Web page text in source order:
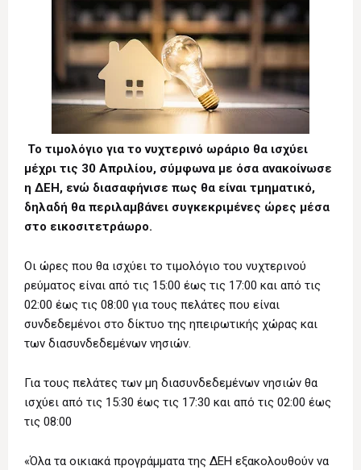
Το τιμολόγιο για το νυχτερινό ωράριο θα ισχύει
μέχρι τις 30 Απριλίου, σύμφωνα με όσα ανακοίνωσε
η ΔΕΗ, ενώ διασαφήνισε πως θα είναι τμηματικό,
δηλαδή θα περιλαμβάνει συγκεκριμένες ώρες μέσα
στο εικοσιτετράωρο.
Οι ώρες που θα ισχύει το τιμολόγιο του νυχτερινού
ρεύματος είναι από τις 15:00 έως τις 17:00 και από τις
02:00 έως τις 08:00 για τους πελάτες που είναι
συνδεδεμένοι στο δίκτυο της ηπειρωτικής χώρας και
των διασυνδεδεμένων νησιών.
Για τους πελάτες των μη διασυνδεδεμένων νησιών θα
ισχύει από τις 15:30 έως τις 17:30 και από τις 02:00 έως
τις 08:00
«Όλα τα οικιακά προγράμματα της ΔΕΗ εξακολουθούν να